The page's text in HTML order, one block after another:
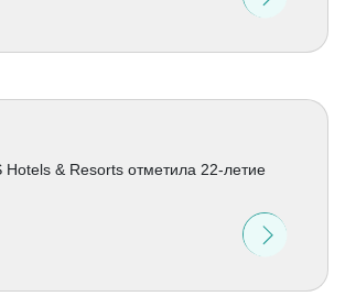
Hotels & Resorts отметила 22-летие